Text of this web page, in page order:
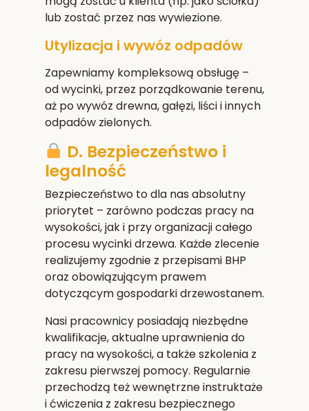
lub zostać przez nas wywiezione.
Utylizacja i wywóz odpadów
Zapewniamy kompleksową obsługę –
od wycinki, przez porządkowanie terenu,
aż po wywóz drewna, gałęzi, liści i innych
odpadów zielonych.
D. Bezpieczeństwo i
legalność
Bezpieczeństwo to dla nas absolutny
priorytet – zarówno podczas pracy na
wysokości, jak i przy organizacji całego
procesu wycinki drzewa. Każde zlecenie
realizujemy zgodnie z przepisami BHP
oraz obowiązującym prawem
dotyczącym gospodarki drzewostanem.
Nasi pracownicy posiadają niezbędne
kwalifikacje, aktualne uprawnienia do
pracy na wysokości, a także szkolenia z
zakresu pierwszej pomocy. Regularnie
przechodzą też wewnętrzne instruktaże
i ćwiczenia z zakresu bezpiecznego